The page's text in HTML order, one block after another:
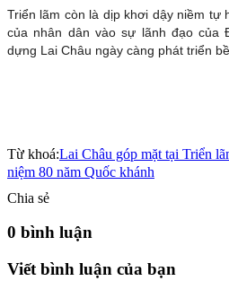
Triển lãm còn là dịp khơi dậy niềm tự
của nhân dân vào sự lãnh đạo của
dựng Lai Châu ngày càng phát triển
Từ khoá:Lai Châu góp mặt tại Triển
niệm 80 năm Quốc khánh
Chia sẻ
0 bình luận
Viết bình luận của bạn